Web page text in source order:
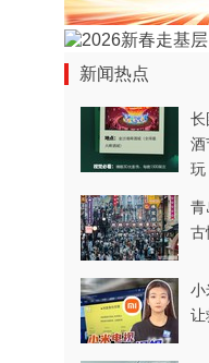
新闻热点
长
酒
青
古
小
让